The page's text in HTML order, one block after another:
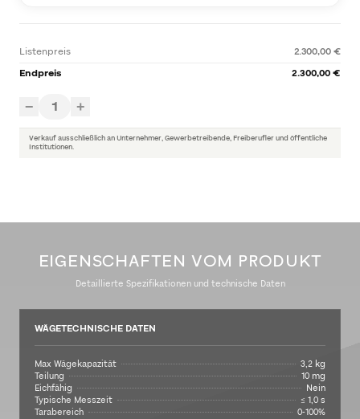
Listenpreis
2.300,00 €
Endpreis
2.300,00 €
− 1 +
Verkauf ausschließlich an Unternehmer, Gewerbetreibende, Freiberufler und öffentliche
Institutionen.
EIGENSCHAFTEN VOM PRODUKT
Detaillierte Spezifikationen und technische Daten
WÄGETECHNISCHE DATEN
Max Wägekapazität
3,2 kg
Teilung
10 mg
Eichfähig
Nein
Typische Messzeit
≤ 1,0 s
Tarabereich
0-100%